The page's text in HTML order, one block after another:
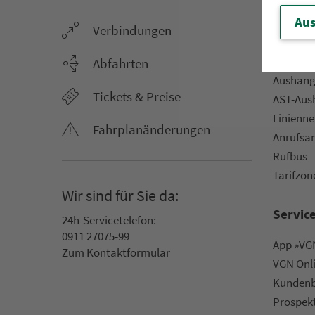
Ver­bin­dungen
Abfahrten
Tickets & Preise
Fahr­plan­ände­rungen
Wir sind für Sie da:
24h-Ser­vice­te­le­fon:
0911 27075-99
Zum Kon­taktformular
Netz
AST-
Rufbus
Service
App
VGN